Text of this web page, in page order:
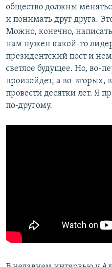
общество должны
и понимать друг друга.
Можно, конечно,
нам нужен какой-то
президентский пост и
светлое будущее. Но, во-
произойдет, а во-
провести десятки лет. Я
по-другому.